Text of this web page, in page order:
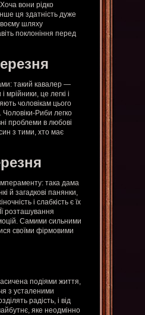
вони рідко
ця здатність дуже
шляху
поклоніння перед
такий кавалер —
це легкі і
чоловікам цього
Риби легко
проблеми в любові
з тими, хто має
така дама
й загадкові панянки,
і слабкість є їх
розташування
Самими сильними
своїми фірмовими
подіями життя,
з усталеними
радість, і від
яке неодмінно